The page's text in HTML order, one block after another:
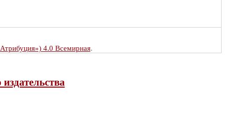
4.0 Всемирная.